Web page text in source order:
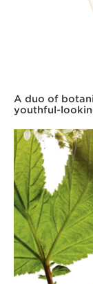
A duo of
youthful-